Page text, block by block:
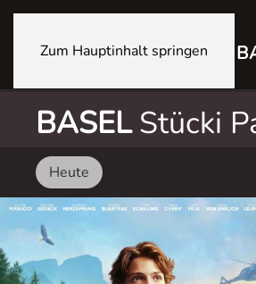
Zum Hauptinhalt springen
BASELStücki
Heute